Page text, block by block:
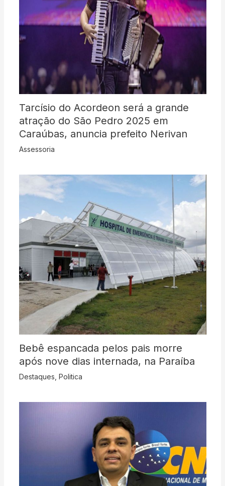
Tarcísio do Acordeon será a grande
atração do São Pedro 2025 em
Caraúbas, anuncia prefeito Nerivan
Assessoria
Bebê espancada pelos pais morre
após nove dias internada, na Paraíba
Destaques Politica